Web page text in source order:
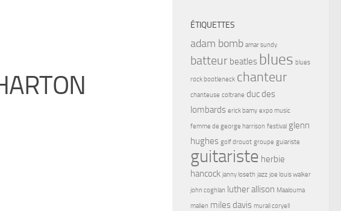
ÉTIQUETTES
adam bomb amar sundy
batteur beatles blues blues
rock bootleneck chanteur
chanteuse coltrane duc des
lombards erick bamy expo music
femme de george harrison festival glenn
hughes golf drouot groupe guiariste
guitariste herbie
hancock janny loseth jazz joe louis walker
john coghlan luther allison Maalouma
malien miles davis murali coryell